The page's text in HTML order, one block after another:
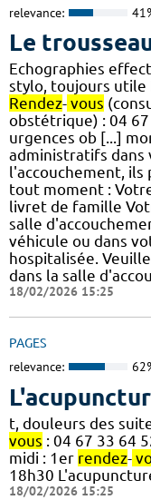
relevance:
Le
Echographies
stylo, toujours utile
Rendez- vous
obstétrique) : 04 67
urgences ob [...]
administratifs dans
l'accouchement, ils
tout moment :
livret de famille
salle
véhicule ou dans
hospitalisée.
dans la salle
18/02/2026 15:25
PAGES
relevance:
t, douleurs des
vous : 04 67 33 64
midi : 1er rendez-
18h30
18/02/2026 15:25